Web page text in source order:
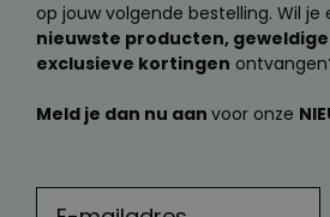
op jouw volgende bestelling. Wil
nieuwste producten,
exclusieve kortingen
Meld je dan nu aan voor onze